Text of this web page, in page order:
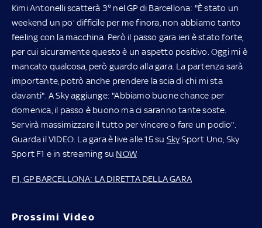
Kimi Antonelli scatterà 3° nel GP di Barcellona: "È stato un
weekend un po' difficile per me finora, non abbiamo tanto
feeling con la macchina. Però il passo gara ieri è stato forte,
per cui sicuramente questo è un aspetto positivo. Oggi mi è
mancato qualcosa, però guardo alla gara. La partenza sarà
importante, potrò anche prendere la scia di chi mi sta
davanti". A Sky aggiunge: "Abbiamo buone chance per
domenica, il passo è buono ma ci saranno tante soste.
Servirà massimizzare il tutto per vincere o fare un podio".
Guarda il VIDEO. La gara è live alle 15 su SkySport Uno, Sky
Sport F1 e in streaming su NOW
F1, GP BARCELLONA: LA DIRETTA DELLA GARA
Prossimi Video